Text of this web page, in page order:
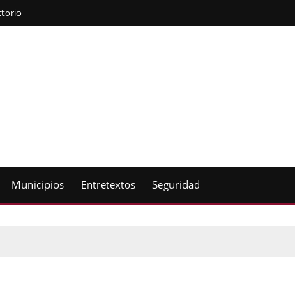
Municipios Entretextos Seguridad